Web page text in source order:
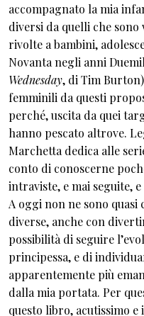
accompagnato la mia
diversi da quelli che
rivolte a bambini,
Novanta negli anni
Wednesday, di Tim
femminili da questi
perché, uscita da quei
hanno pescato altrove.
Marchetta dedica alle
conto di conoscerne
intraviste, e mai seguite,
A oggi non ne sono
diverse, anche con
possibilità di seguire
principessa, e di
apparentemente più
dalla mia portata. Per
questo libro, acutissimo